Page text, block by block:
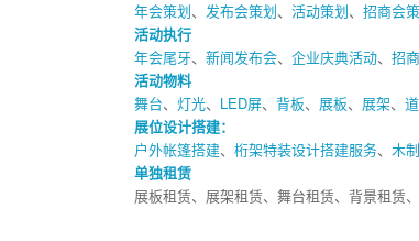
年会策划、 发布会策划、 活动策划、 招商会
活动执行
年会尾牙、 新闻发布会、 企业庆典活动、 招
活动物料
舞台、 灯光、 LED屏、 背板、 展板、 展架、
展位设计搭建：
户外帐篷搭建、 桁架特装设计搭建服务、 木
单独租赁
展板租赁、展架租赁、舞台租赁、背景租赁